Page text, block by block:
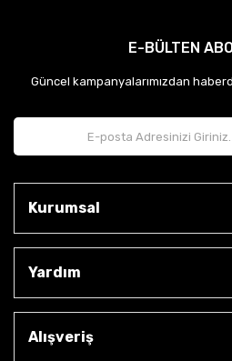
E-BÜLTEN
Güncel kampanyalarımızdan
Kurumsal
Yardım
Alışveriş